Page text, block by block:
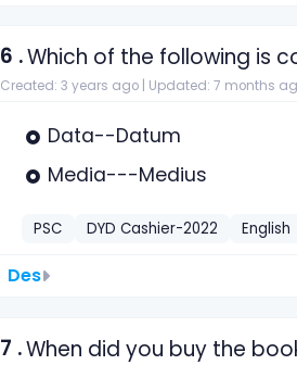
6 .Which of the following is
Created: 3 years ago | Updated: 7 months
Data--Datum
Media---Medius
PSC DYD Cashier-2022 English
Des
7 .When did you buy the